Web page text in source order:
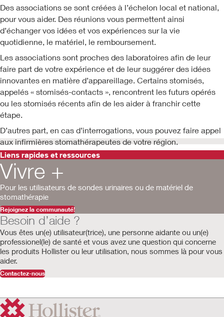
Des associations se sont créées à l’échelon local et national,
pour vous aider. Des réunions vous permettent ainsi
d’échanger vos idées et vos expériences sur la vie
quotidienne, le matériel, le remboursement.
Les associations sont proches des laboratoires afin de leur
faire part de votre expérience et de leur suggérer des idées
innovantes en matière d’appareillage. Certains stomisés,
appelés « stomisés-contacts », rencontrent les futurs opérés
ou les stomisés récents afin de les aider à franchir cette
étape.
D’autres part, en cas d’interrogations, vous pouvez faire appel
aux infirmières stomathérapeutes de votre région.
Liens rapides et ressources
Vivre +
Pour les utilisateurs de sondes urinaires ou de matériel de
stomathérapie
Rejoignez la communauté!
Besoin d’aide ?
Vous êtes un(e) utilisateur(trice), une personne aidante ou un(e)
professionel(le) de santé et vous avez une question qui concerne
les produits Hollister ou leur utilisation, nous sommes là pour vous
aider.
Contactez-nous